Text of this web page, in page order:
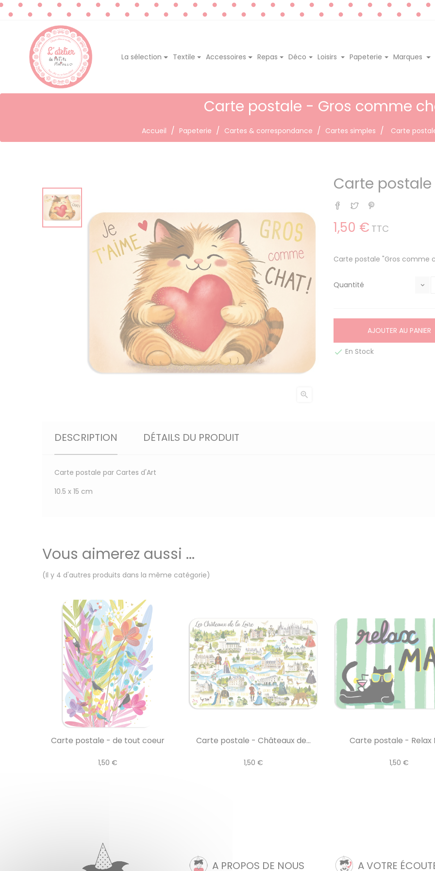
La sélection Textile Accessoires Repas Déco Loisirs Papeterie Marques
Carte postale - Gros comme
Accueil Papeterie Cartes & correspondance Cartes simples Carte

Carte
Partager
Tweet
1,50 € TTC
Carte postale "Gros comme
Quantité
AJOUTER AU PANIER
 En Stock
DESCRIPTION DÉTAILS DU PRODUIT
Carte postale par Cartes d'Art
10.5 x 15 cm
Vous aimerez aussi ...
(Il y 4 d'autres produits dans la même catégorie)
Carte postale - de tout coeur
1,50 €
Carte postale - Châteaux de...
1,50 €
Carte postale - Relax
1,50 €
A PROPOS DE NOUS A VOTRE